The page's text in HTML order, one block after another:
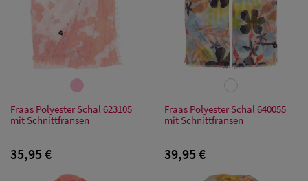
Sale: Caps
Fraas Polyester Schal 623105
mit Schnittfransen
35,95 €
Fraas Polyester Schal 640055
mit Schnittfransen
39,95 €